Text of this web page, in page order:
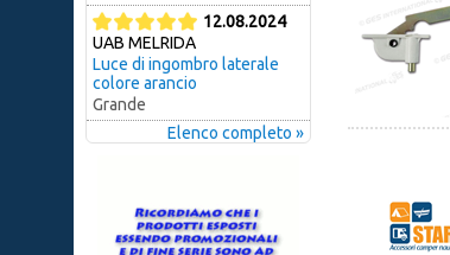
12.08.2024
UAB MELRIDA
Luce di ingombro laterale
colore arancio
Grande
Elenco completo »